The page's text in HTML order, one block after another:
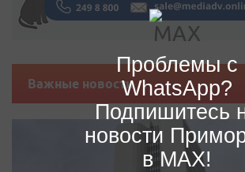
Важные новости
Проблемы с
WhatsApp?
Подпишитесь
новости
в MAX!